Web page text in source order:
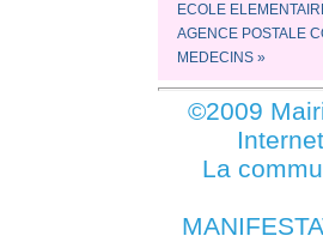
ECOLE
AGENCE POSTALE
MEDECINS »
©2009
La